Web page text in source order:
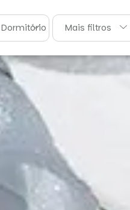
Dormitórios Mais filtros